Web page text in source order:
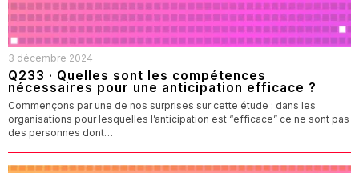
3 décembre 2024
Q233 · Quelles sont les compétences
nécessaires pour une anticipation efficace ?
Commençons par une de nos surprises sur cette étude : dans les
organisations pour lesquelles l’anticipation est “efficace” ce ne sont pas
des personnes dont…